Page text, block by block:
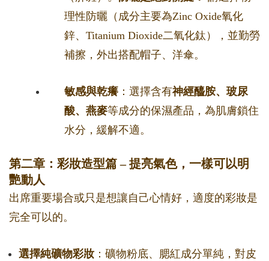
理性防曬（成分主要為Zinc Oxide氧化
鋅、Titanium Dioxide二氧化鈦），並勤勞
補擦，外出搭配帽子、洋傘。
敏感與乾癢 ：選擇含有神經醯胺、玻尿
酸、燕麥等成分的保濕產品，為肌膚鎖住
水分，緩解不適。
第二章：彩妝造型篇 – 提亮氣色，一樣可以明
艷動人
出席重要場合或只是想讓自己心情好，適度的彩妝是
完全可以的。
選擇純礦物彩妝 ：礦物粉底、腮紅成分單純，對皮